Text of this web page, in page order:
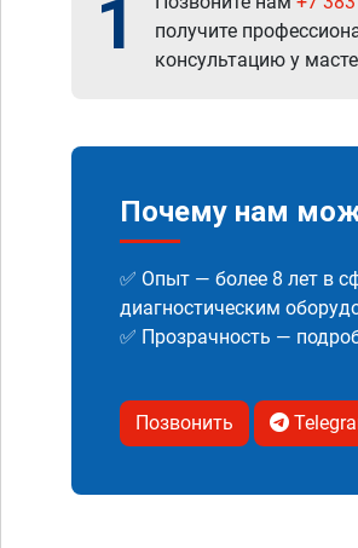
1
получите
консультацию у
Почему нам
✅ Опыт — более 8 лет в
диагностическим
✅ Прозрачность —
Позвонить